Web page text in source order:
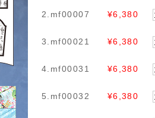
2.mf00007 ¥6,380
3.mf00021 ¥6,380
4.mf00031 ¥6,380
5.mf00032 ¥6,380